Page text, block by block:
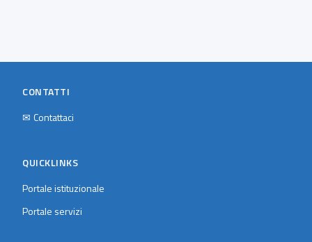
CONTATTI
✉ Contattaci
QUICKLINKS
Portale istituzionale
Portale servizi